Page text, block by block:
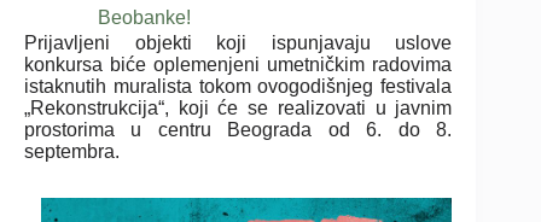
Beobanke!
Prijavljeni objekti koji ispunjavaju uslove
konkursa biće oplemenjeni umetničkim radovima
istaknutih muralista tokom ovogodišnjeg festivala
„Rekonstrukcija“, koji će se realizovati u javnim
prostorima u centru Beograda od 6. do 8.
septembra.